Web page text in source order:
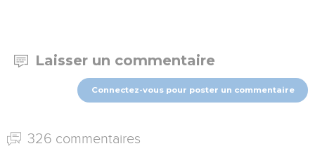
Laisser un commentaire
Connectez-vous pour poster un commentaire
326 commentaires